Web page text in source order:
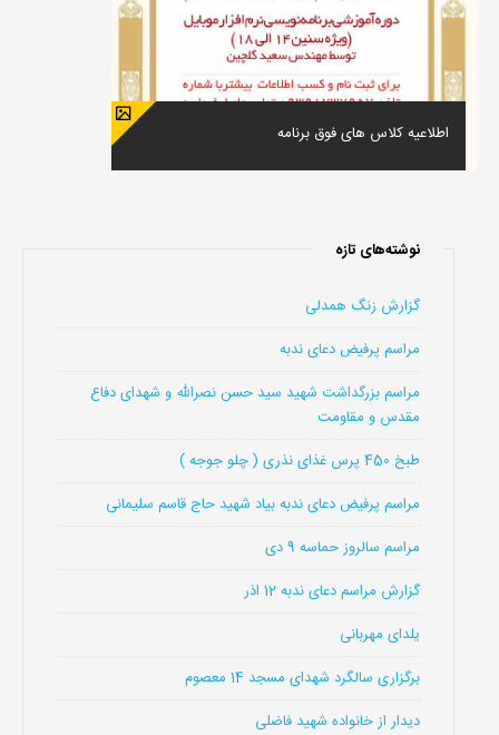
اطلاعیه کلاس های فوق برنامه
نوشته‌های تازه
گزارش زنگ همدلی
مراسم پرفیض دعای ندبه
مراسم بزرگداشت شهید سید حسن نصرالله و شهدای دفاع
مقدس و مقاومت
طبخ 450 پرس غذای نذری ( چلو جوجه )
مراسم پرفیض دعای ندبه بیاد شهید حاج قاسم سلیمانی
مراسم سالروز حماسه 9 دی
گزارش مراسم دعای ندبه 12 اذر
یلدای مهربانی
برگزاری سالگرد شهدای مسجد 14 معصوم
دیدار از خانواده شهید فاضلی